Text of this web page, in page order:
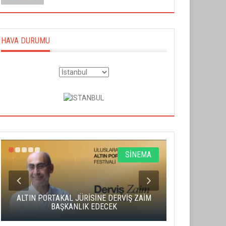
HAVA DURUMU
SİNEMA
ALTIN PORTAKAL JÜRİSİNE DERVİŞ ZAİM
BAŞKANLIK EDECEK